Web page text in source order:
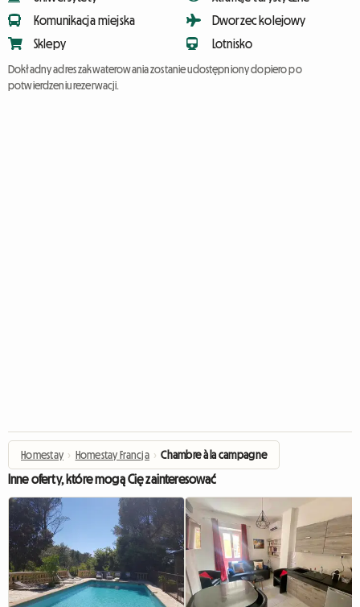
Komunikacja miejska
Sklepy
Dworzec kolejowy
Lotnisko
Dokładny adres zakwaterowania zostanie udostępniony dopiero po
potwierdzeniu rezerwacji.
Homestay › Homestay Francja › Chambre à la campagne
Inne oferty, które mogą Cię zainteresować